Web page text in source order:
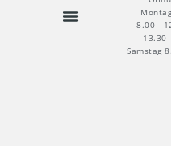
8.00 -
13.30
Samstag